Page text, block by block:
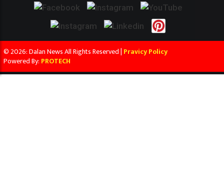
© 2026: Dalan News All Rights Reserved | Pravicy Policy
Powered By: PROTECH